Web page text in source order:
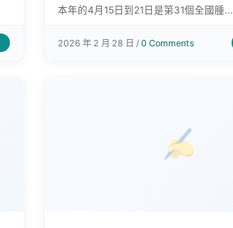
本年的4月15日到21日是第31個全國腫...
2026 年 2 月 28 日 /0 Comments